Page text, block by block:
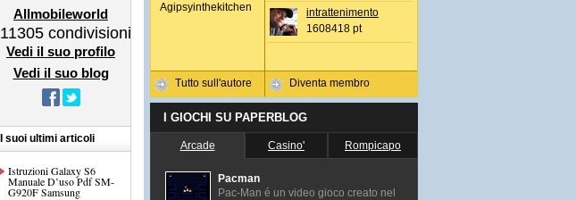
Allmobileworld
11305 condivisioni
Vedi il suo profilo
Vedi il suo blog
I suoi ultimi articoli
Istruzioni Galaxy S6
Manuale D’uso Pdf SM-
G920F Samsung
Agipsyinthekitchen
Tutto sull'autore
intrattenimento
1608418 pt
Diventa membro
I GIOCHI SU PAPERBLOG
Arcade Casino' Rompicapo
Pacman
Pac-Man é un video gioco creato nel